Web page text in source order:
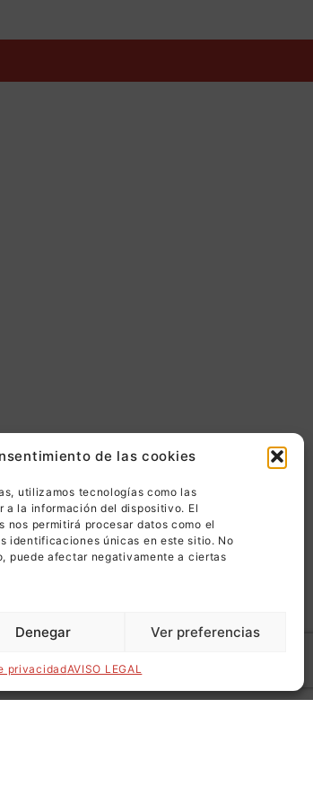
de las cookies
utilizamos tecnologías como las
a la información del dispositivo. El
permitirá procesar datos como el
identificaciones únicas en este sitio. No
puede afectar negativamente a ciertas
Denegar Ver preferencias
privacidadAVISO LEGAL